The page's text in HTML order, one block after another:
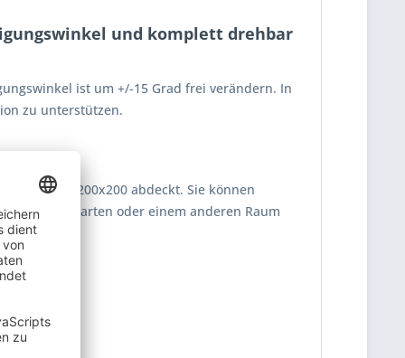
und komplett drehbar
ist um +/-15 Grad frei verändern. In
zu unterstützen.
bis VESA 200x200 abdeckt. Sie können
im Garten oder einem anderen Raum